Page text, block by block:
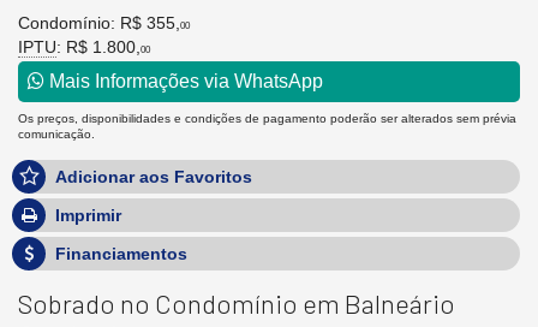
Condomínio: R$ 355, 00
IPTU: R$ 1.800, 00
Mais Informações via WhatsApp
Os preços, disponibilidades e condições de pagamento poderão ser alterados sem prévia
comunicação.
Adicionar aos Favoritos
Imprimir
Financiamentos
Sobrado no Condomínio em Balneário